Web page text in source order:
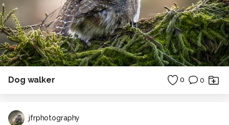
Dog walker 0 0
jfrphotography